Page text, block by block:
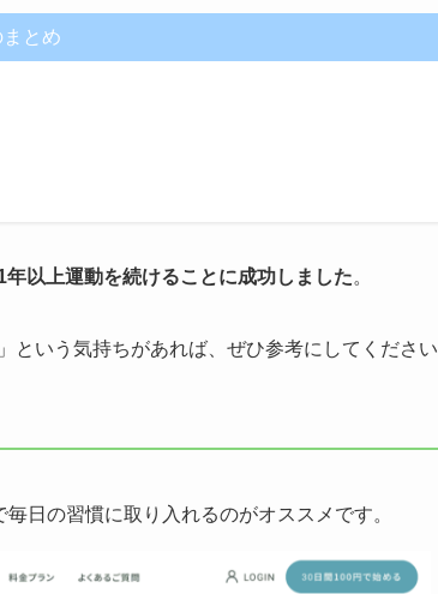
とめ
年以上運動を続けることに成功しました。
という気持ちがあれば、ぜひ参考にしてください
毎日の習慣に取り入れるのがオススメです。